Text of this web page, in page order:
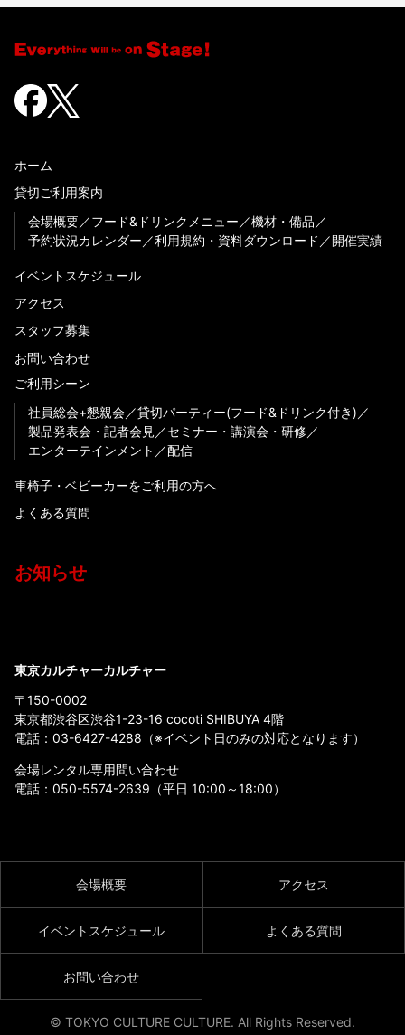
ホーム
貸切ご利用案内
会場概要
フード&ドリンクメニュー
機材・備品
予約状況カレンダー
利用規約・資料ダウンロード 開催実績
イベントスケジュール
アクセス
スタッフ募集
お問い合わせ
ご利用シーン
社員総会+懇親会
貸切パーティー(フード&ドリンク付き)
製品発表会・記者会見
セミナー・講演会・研修
エンターテインメント
配信
車椅子・ベビーカーをご利用の方へ
よくある質問
お知らせ
東京カルチャーカルチャー
〒150-0002
東京都渋谷区渋谷1-23-16 cocoti SHIBUYA 4階
電話： 03-6427-4288 （※イベント日のみの対応となります）
会場レンタル専用問い合わせ
電話： 050-5574-2639 （平日 10:00～18:00）
会場概要 アクセス
イベントスケジュール よくある質問
お問い合わせ
© TOKYO CULTURE CULTURE. All Rights Reserved.